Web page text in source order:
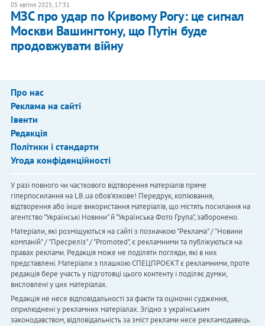
05 квітня 2025, 17:31
МЗС про удар по Кривому Рогу: це сигнал
Москви Вашингтону, що Путін буде
продовжувати війну
Про нас
Реклама на сайті
Івенти
Редакція
Політики і стандарти
Угода конфіденційності
У разі повного чи часткового відтворення матеріалів пряме
гіперпосилання на LB.ua обов'язкове! Передрук, копіювання,
відтворення або інше використання матеріалів, що містять посилання на
агентство "Українськi Новини" й "Українська Фото Група", заборонено.
Матеріали, які розміщуються на сайті з позначкою "Реклама" / "Новини
компаній" / "Пресреліз" / "Promoted", є рекламними та публікуються на
правах реклами. Редакція може не поділяти погляди, які в них
представлені. Матеріали з плашкою СПЕЦПРОЄКТ є рекламними, проте
редакція бере участь у підготовці цього контенту і поділяє думки,
висловлені у цих матеріалах.
Редакція не несе відповідальності за факти та оціночні судження,
оприлюднені у рекламних матеріалах. Згідно з українським
законодавством, відповідальність за зміст реклами несе рекламодавець.